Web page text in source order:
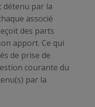
détenu par la
associé
des parts
apport. Ce qui
de prise de
courante du
par la